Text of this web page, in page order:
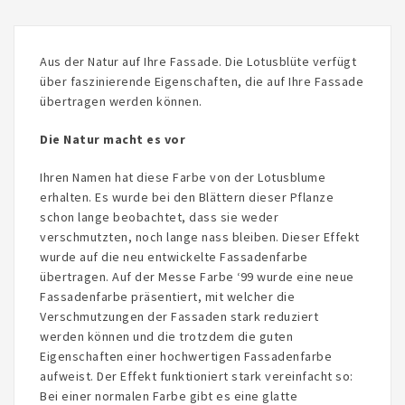
Aus der Natur auf Ihre Fassade. Die Lotusblüte verfügt
über faszinierende Eigenschaften, die auf Ihre Fassade
übertragen werden können.
Die Natur macht es vor
Ihren Namen hat diese Farbe von der Lotusblume
erhalten. Es wurde bei den Blättern dieser Pflanze
schon lange beobachtet, dass sie weder
verschmutzten, noch lange nass bleiben. Dieser Effekt
wurde auf die neu entwickelte Fassadenfarbe
übertragen. Auf der Messe Farbe ‘99 wurde eine neue
Fassadenfarbe präsentiert, mit welcher die
Verschmutzungen der Fassaden stark reduziert
werden können und die trotzdem die guten
Eigenschaften einer hochwertigen Fassadenfarbe
aufweist. Der Effekt funktioniert stark vereinfacht so:
Bei einer normalen Farbe gibt es eine glatte